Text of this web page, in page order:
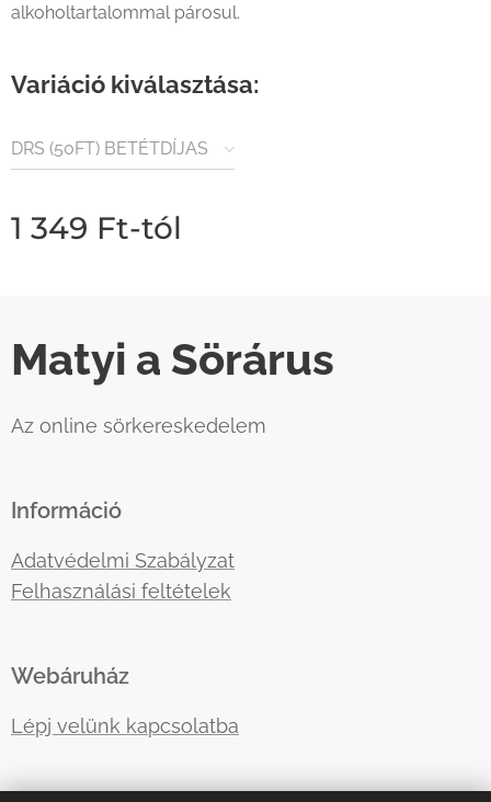
alkoholtartalommal párosul.
Variáció kiválasztása:
DRS (50FT) BETÉTDÍJAS
1 349 Ft-tól
Matyi a Sörárus
Az online sörkereskedelem
Információ
Adatvédelmi Szabályzat
Felhasználási feltételek
Webáruház
Lépj velünk kapcsolatba